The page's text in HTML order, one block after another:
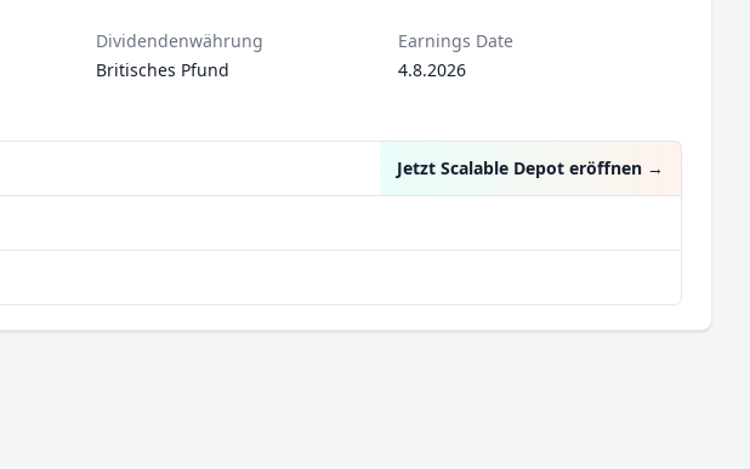
Dividendenwährung
Britisches Pfund
Earnings Date
4.8.2026
Jetzt Scalable Depot eröffnen →